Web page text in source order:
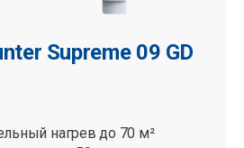
Supreme 09 GD
нагрев до 70 м²